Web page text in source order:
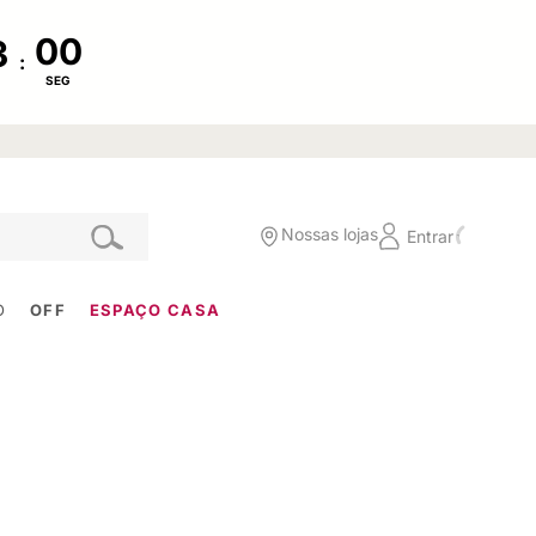
:
SEG
Nossas lojas Entrar
OFF ESPAÇO CASA